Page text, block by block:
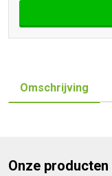
Omschrijving
Onze producten